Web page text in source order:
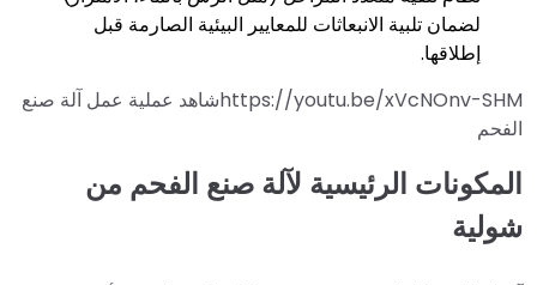
لضمان تلبية الانبعاثات للمعايير البيئية الصارمة قبل
إطلاقها.
https://youtu.be/xVcNOnv-SHMشاهد عملية عمل آلة صنع
الفحم
المكونات الرئيسية لآلة صنع الفحم من
شولية